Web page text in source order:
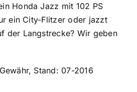
Honda Jazz mit 102 PS
ein City-Flitzer oder jazzt
der Langstrecke? Wir geben
Stand: 07-2016